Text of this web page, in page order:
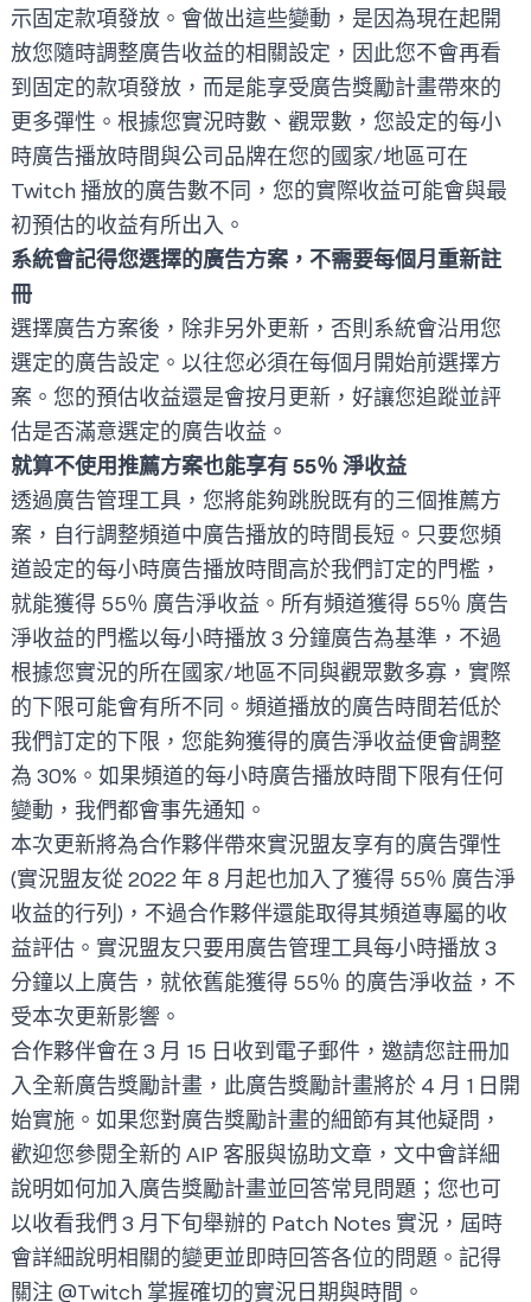
示固定款項發放。會做出這些變動，是因為現在起開
放您隨時調整廣告收益的相關設定，因此您不會再看
到固定的款項發放，而是能享受廣告獎勵計畫帶來的
更多彈性。根據您實況時數、觀眾數，您設定的每小
時廣告播放時間與公司品牌在您的國家/地區可在
Twitch 播放的廣告數不同，您的實際收益可能會與最
初預估的收益有所出入。
系統會記得您選擇的廣告方案，不需要每個月重新註
冊
選擇廣告方案後，除非另外更新，否則系統會沿用您
選定的廣告設定。以往您必須在每個月開始前選擇方
案。您的預估收益還是會按月更新，好讓您追蹤並評
估是否滿意選定的廣告收益。
就算不使用推薦方案也能享有 55％ 淨收益
透過廣告管理工具，您將能夠跳脫既有的三個推薦方
案，自行調整頻道中廣告播放的時間長短。只要您頻
道設定的每小時廣告播放時間高於我們訂定的門檻，
就能獲得 55％ 廣告淨收益。所有頻道獲得 55％ 廣告
淨收益的門檻以每小時播放 3 分鐘廣告為基準，不過
根據您實況的所在國家/地區不同與觀眾數多寡，實際
的下限可能會有所不同。頻道播放的廣告時間若低於
我們訂定的下限，您能夠獲得的廣告淨收益便會調整
為 30%。如果頻道的每小時廣告播放時間下限有任何
變動，我們都會事先通知。
本次更新將為合作夥伴帶來實況盟友享有的廣告彈性
(實況盟友從 2022 年 8 月起也加入了獲得 55％ 廣告淨
收益的行列)，不過合作夥伴還能取得其頻道專屬的收
益評估。實況盟友只要用廣告管理工具每小時播放 3
分鐘以上廣告，就依舊能獲得 55％ 的廣告淨收益，不
受本次更新影響。
合作夥伴會在 3 月 15 日收到電子郵件，邀請您註冊加
入全新廣告獎勵計畫，此廣告獎勵計畫將於 4 月 1 日開
始實施。如果您對廣告獎勵計畫的細節有其他疑問，
歡迎您參閱全新的 AIP 客服與協助文章 ，文中會詳細
說明如何加入廣告獎勵計畫並回答常見問題；您也可
以收看我們 3 月下旬舉辦的 Patch Notes 實況，屆時
會詳細說明相關的變更並即時回答各位的問題。記得
關注 @Twitch 掌握確切的實況日期與時間。